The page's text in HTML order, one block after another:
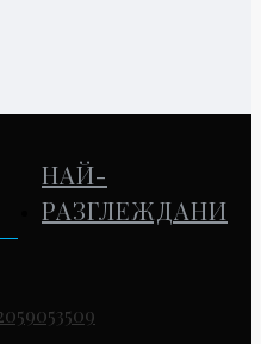
НАЙ-
РАЗГЛЕЖДАНИ